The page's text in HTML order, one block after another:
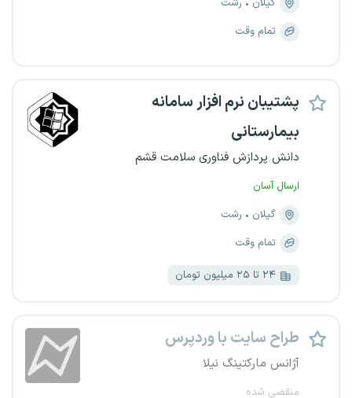
گیلان
رشت
تمام وقت
پشتیبان نرم افزار سامانه
بیمارستانی
دانش پردازش فناوری سلامت قشم
ارسال آسان
گیلان
رشت
تمام وقت
۲۴ تا ۲۵ میلیون تومان
طراح سایت با وردپرس
آژانس مارکتینگ نیلا
منقضی شده